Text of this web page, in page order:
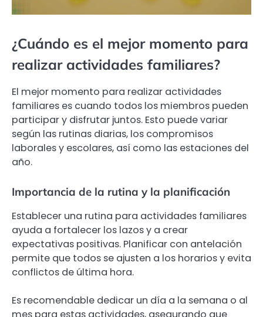
¿Cuándo es el mejor momento para
realizar actividades familiares?
El mejor momento para realizar actividades
familiares es cuando todos los miembros pueden
participar y disfrutar juntos. Esto puede variar
según las rutinas diarias, los compromisos
laborales y escolares, así como las estaciones del
año.
Importancia de la rutina y la planificación
Establecer una rutina para actividades familiares
ayuda a fortalecer los lazos y a crear
expectativas positivas. Planificar con antelación
permite que todos se ajusten a los horarios y evita
conflictos de última hora.
Es recomendable dedicar un día a la semana o al
mes para estas actividades, asegurando que